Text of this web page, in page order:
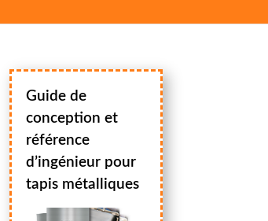
Guide de
conception et
référence
d’ingénieur pour
tapis métalliques